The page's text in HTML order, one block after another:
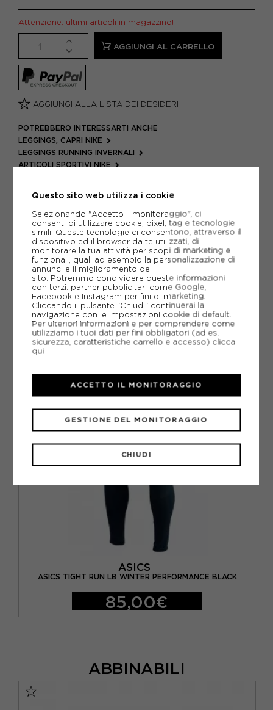
Attenzione: ultimi articoli in magazzino!
AGGIUNGI AL CARRELLO
AGGIUNGI ALLA LISTA DEI DESIDERI
POTREBBERO INTERESSARTI ANCHE
LEGGINGS, CAPRI NIKE
LEGGINGS RUNNING INVERNALI
ARTICOLI SPORTIVI NIKE
PIÙ INFORMAZIONI
SCHEDA TECNICA
GUIDA ALLE TAGLIE
CONSIGLIATI DA NOI
ASICS
ASICS TIGHT RUN LB WINTER PERFORMANCE BLACK
85,00€
ABBINABILI
Questo sito web utilizza i cookie
Selezionando "Accetto il monitoraggio", ci
consenti di utilizzare cookie, pixel, tag e tecnologie
simili. Queste tecnologie ci consentono, attraverso il
dispositivo ed il browser da te utilizzati, di
monitorare la tua attività per scopi di marketing e
funzionali, quali ad esempio la personalizzazione di
annunci e il miglioramento del
sito. Potremmo condividere queste informazioni
con terzi: partner pubblicitari come Google,
Facebook e Instagram per fini di marketing.
Cliccando il pulsante "Chiudi" continuerai la
navigazione con le impostazioni cookie di default.
Per ulteriori informazioni e per comprendere come
utilizziamo i tuoi dati per fini obbligatori (ad es.
sicurezza, caratteristiche carrello e accesso) clicca
qui
CHIUDI
GESTIONE DEL MONITORAGGIO
ACCETTO IL MONITORAGGIO